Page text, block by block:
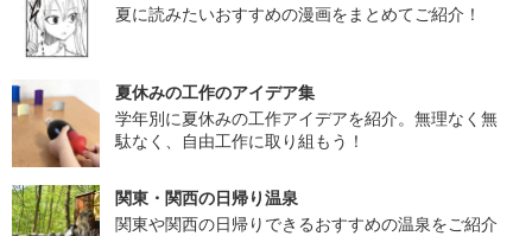
夏に読みたいおすすめの漫画をまとめてご紹介！
夏休みの工作のアイデア集
学年別に夏休みの工作アイデアを紹介。無理なく無
駄なく、自由工作に取り組もう！
関東・関西の日帰り温泉
関東や関西の日帰りできるおすすめの温泉をご紹介